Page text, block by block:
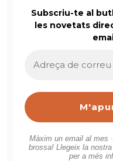
Subscriu-te al
les novetats
de
*
Màxim un email al mes
brossa! Llegeix la
per a més